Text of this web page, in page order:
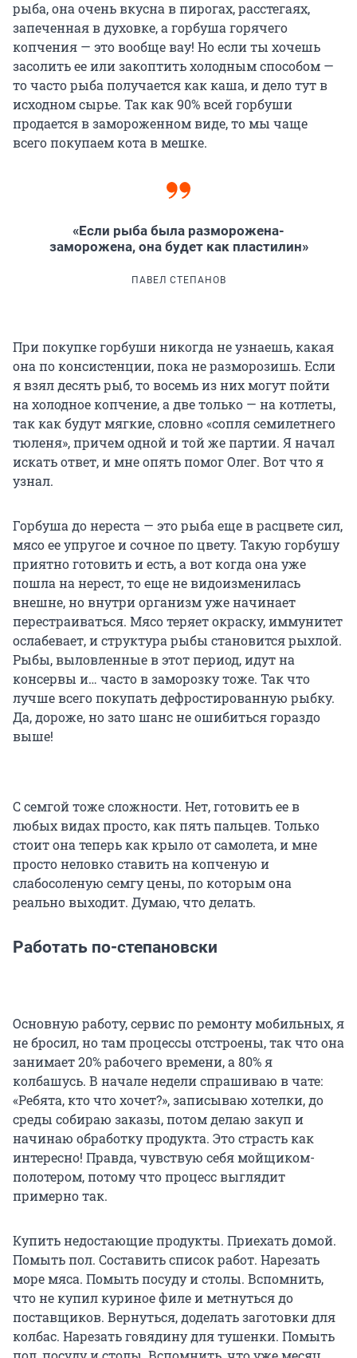
рыба, она очень вкусна в пирогах, расстегаях,
запеченная в духовке, а горбуша горячего
копчения — это вообще вау! Но если ты хочешь
засолить ее или закоптить холодным способом —
то часто рыба получается как каша, и дело тут в
исходном сырье. Так как 90% всей горбуши
продается в замороженном виде, то мы чаще
всего покупаем кота в мешке.
«Если рыба была разморожена-
заморожена, она будет как пластилин»
ПАВЕЛ СТЕПАНОВ
При покупке горбуши никогда не узнаешь, какая
она по консистенции, пока не разморозишь. Если
я взял десять рыб, то восемь из них могут пойти
на холодное копчение, а две только — на котлеты,
так как будут мягкие, словно «сопля семилетнего
тюленя», причем одной и той же партии. Я начал
искать ответ, и мне опять помог Олег. Вот что я
узнал.
Горбуша до нереста — это рыба еще в расцвете сил,
мясо ее упругое и сочное по цвету. Такую горбушу
приятно готовить и есть, а вот когда она уже
пошла на нерест, то еще не видоизменилась
внешне, но внутри организм уже начинает
перестраиваться. Мясо теряет окраску, иммунитет
ослабевает, и структура рыбы становится рыхлой.
Рыбы, выловленные в этот период, идут на
консервы и… часто в заморозку тоже. Так что
лучше всего покупать дефростированную рыбку.
Да, дороже, но зато шанс не ошибиться гораздо
выше!
С семгой тоже сложности. Нет, готовить ее в
любых видах просто, как пять пальцев. Только
стоит она теперь как крыло от самолета, и мне
просто неловко ставить на копченую и
слабосоленую семгу цены, по которым она
реально выходит. Думаю, что делать.
Работать по-степановски
Основную работу, сервис по ремонту мобильных, я
не бросил, но там процессы отстроены, так что она
занимает 20% рабочего времени, а 80% я
колбашусь. В начале недели спрашиваю в чате:
«Ребята, кто что хочет?», записываю хотелки, до
среды собираю заказы, потом делаю закуп и
начинаю обработку продукта. Это страсть как
интересно! Правда, чувствую себя мойщиком-
полотером, потому что процесс выглядит
примерно так.
Купить недостающие продукты. Приехать домой.
Помыть пол. Составить список работ. Нарезать
море мяса. Помыть посуду и столы. Вспомнить,
что не купил куриное филе и метнуться до
поставщиков. Вернуться, доделать заготовки для
колбас. Нарезать говядину для тушенки. Помыть